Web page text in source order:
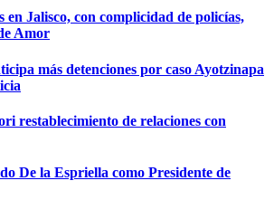
en Jalisco, con complicidad de policías,
Amor
más detenciones por caso Ayotzinapa
restablecimiento de relaciones con
De la Espriella como Presidente de